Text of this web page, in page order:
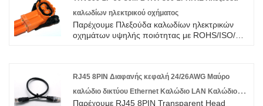
καλωδίων ηλεκτρικού οχήματος
Παρέχουμε Πλεξούδα καλωδίων ηλεκτρικών
οχημάτων υψηλής ποιότητας με ROHS/ISO/UL
μέρος της αγοράς της Ασίας, της Ευρώπης και
της Αμερικής. Αναμένουμε να γίνουμε
μακροπρόθεσμος συνεργάτης σας στην Κίνα.
RJ45 8PIN Διαφανής κεφαλή 24/26AWG Μαύρο
καλώδιο δικτύου Ethernet Καλώδιο LAN Καλώδιο
Παρέχουμε RJ45 8PIN Transparent Head